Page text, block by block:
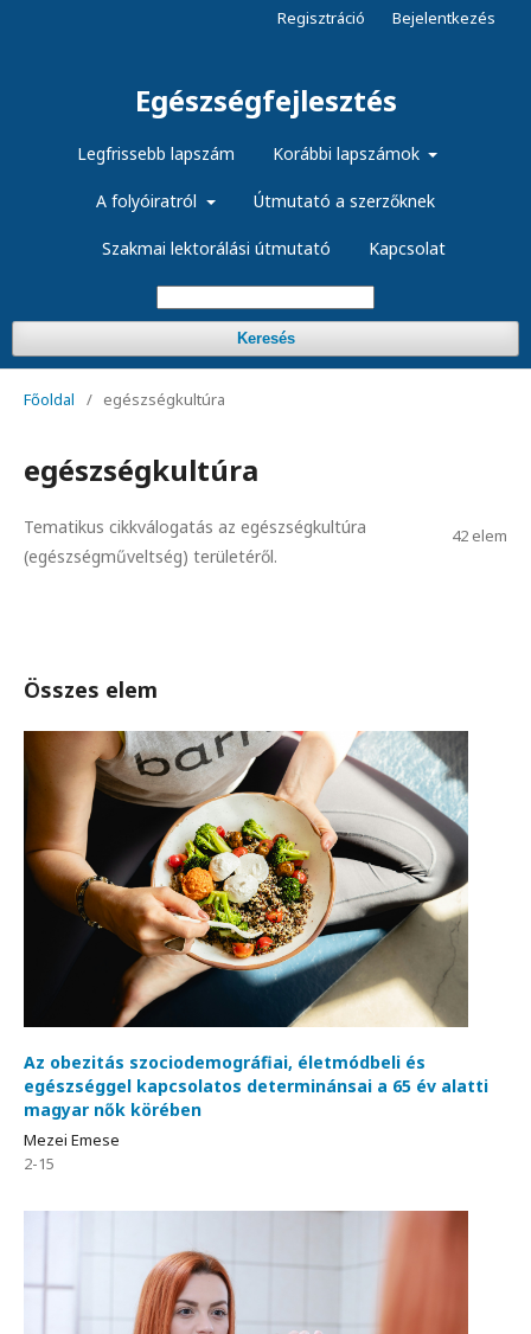
Egészségfejlesztés
Legfrissebb lapszám Korábbi lapszámok
A folyóiratról Útmutató a szerzőknek
Szakmai lektorálási útmutató Kapcsolat
Keresés
Regisztráció Bejelentkezés
Főoldal / egészségkultúra
egészségkultúra
42 elem
Tematikus cikkválogatás az egészségkultúra
(egészségműveltség) területéről.
Összes elem
Az obezitás szociodemográfiai, életmódbeli és
egészséggel kapcsolatos determinánsai a 65 év alatti
magyar nők körében
Mezei Emese
2-15